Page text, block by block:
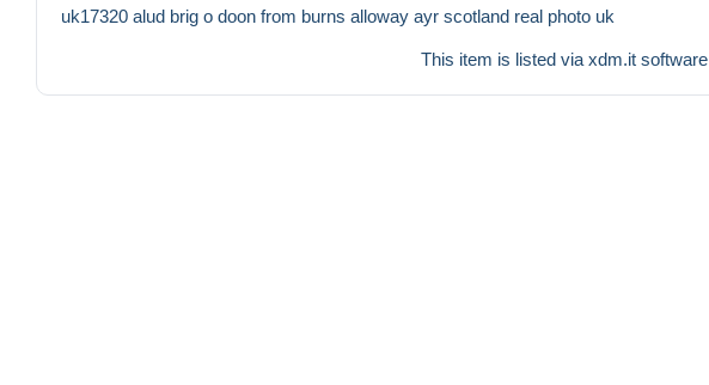
uk17320 alud brig o doon from burns alloway ayr scotland real photo uk
This item is listed via xdm.it software